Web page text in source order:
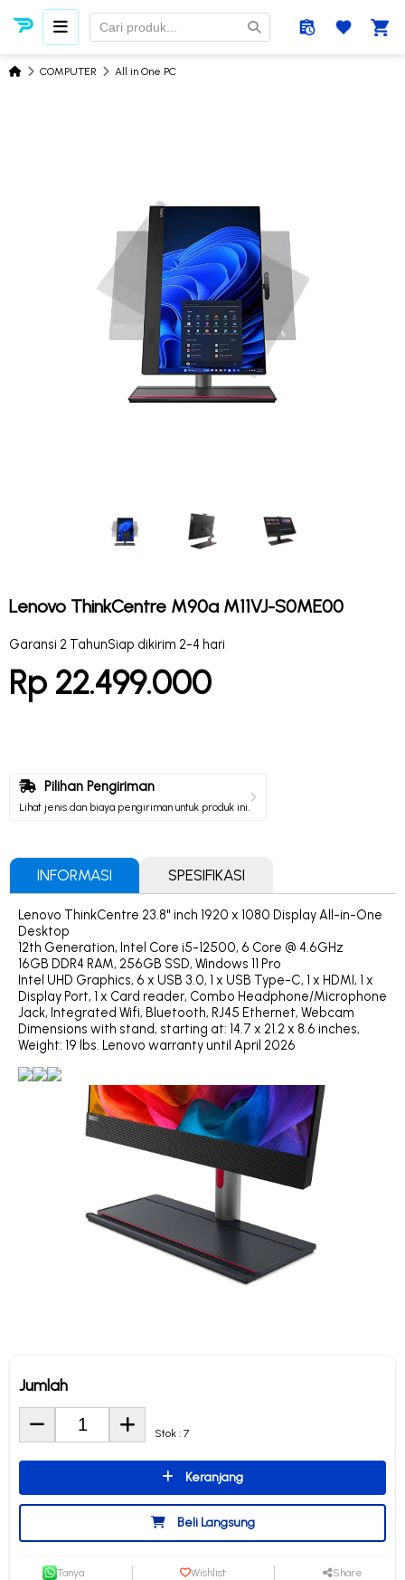
COMPUTER All in One PC
Lenovo ThinkCentre M90a M11VJ-S0ME00
Garansi 2 TahunSiap dikirim 2-4 hari
Rp 22.499.000
Pilihan Pengiriman
Lihat jenis dan biaya pengiriman untuk produk ini.
INFORMASI SPESIFIKASI
Lenovo ThinkCentre 23.8" inch 1920 x 1080 Display All-in-One
Desktop
12th Generation, Intel Core i5-12500, 6 Core @ 4.6GHz
16GB DDR4 RAM, 256GB SSD, Windows 11 Pro
Intel UHD Graphics, 6 x USB 3.0, 1 x USB Type-C, 1 x HDMI, 1 x
Display Port, 1 x Card reader, Combo Headphone/Microphone
Jack, Integrated Wifi, Bluetooth, RJ45 Ethernet, Webcam
Dimensions with stand, starting at: 14.7 x 21.2 x 8.6 inches,
Weight: 19 lbs. Lenovo warranty until April 2026
Jumlah
Stok : 7
Keranjang
Beli Langsung
Tanya Wishlist Share